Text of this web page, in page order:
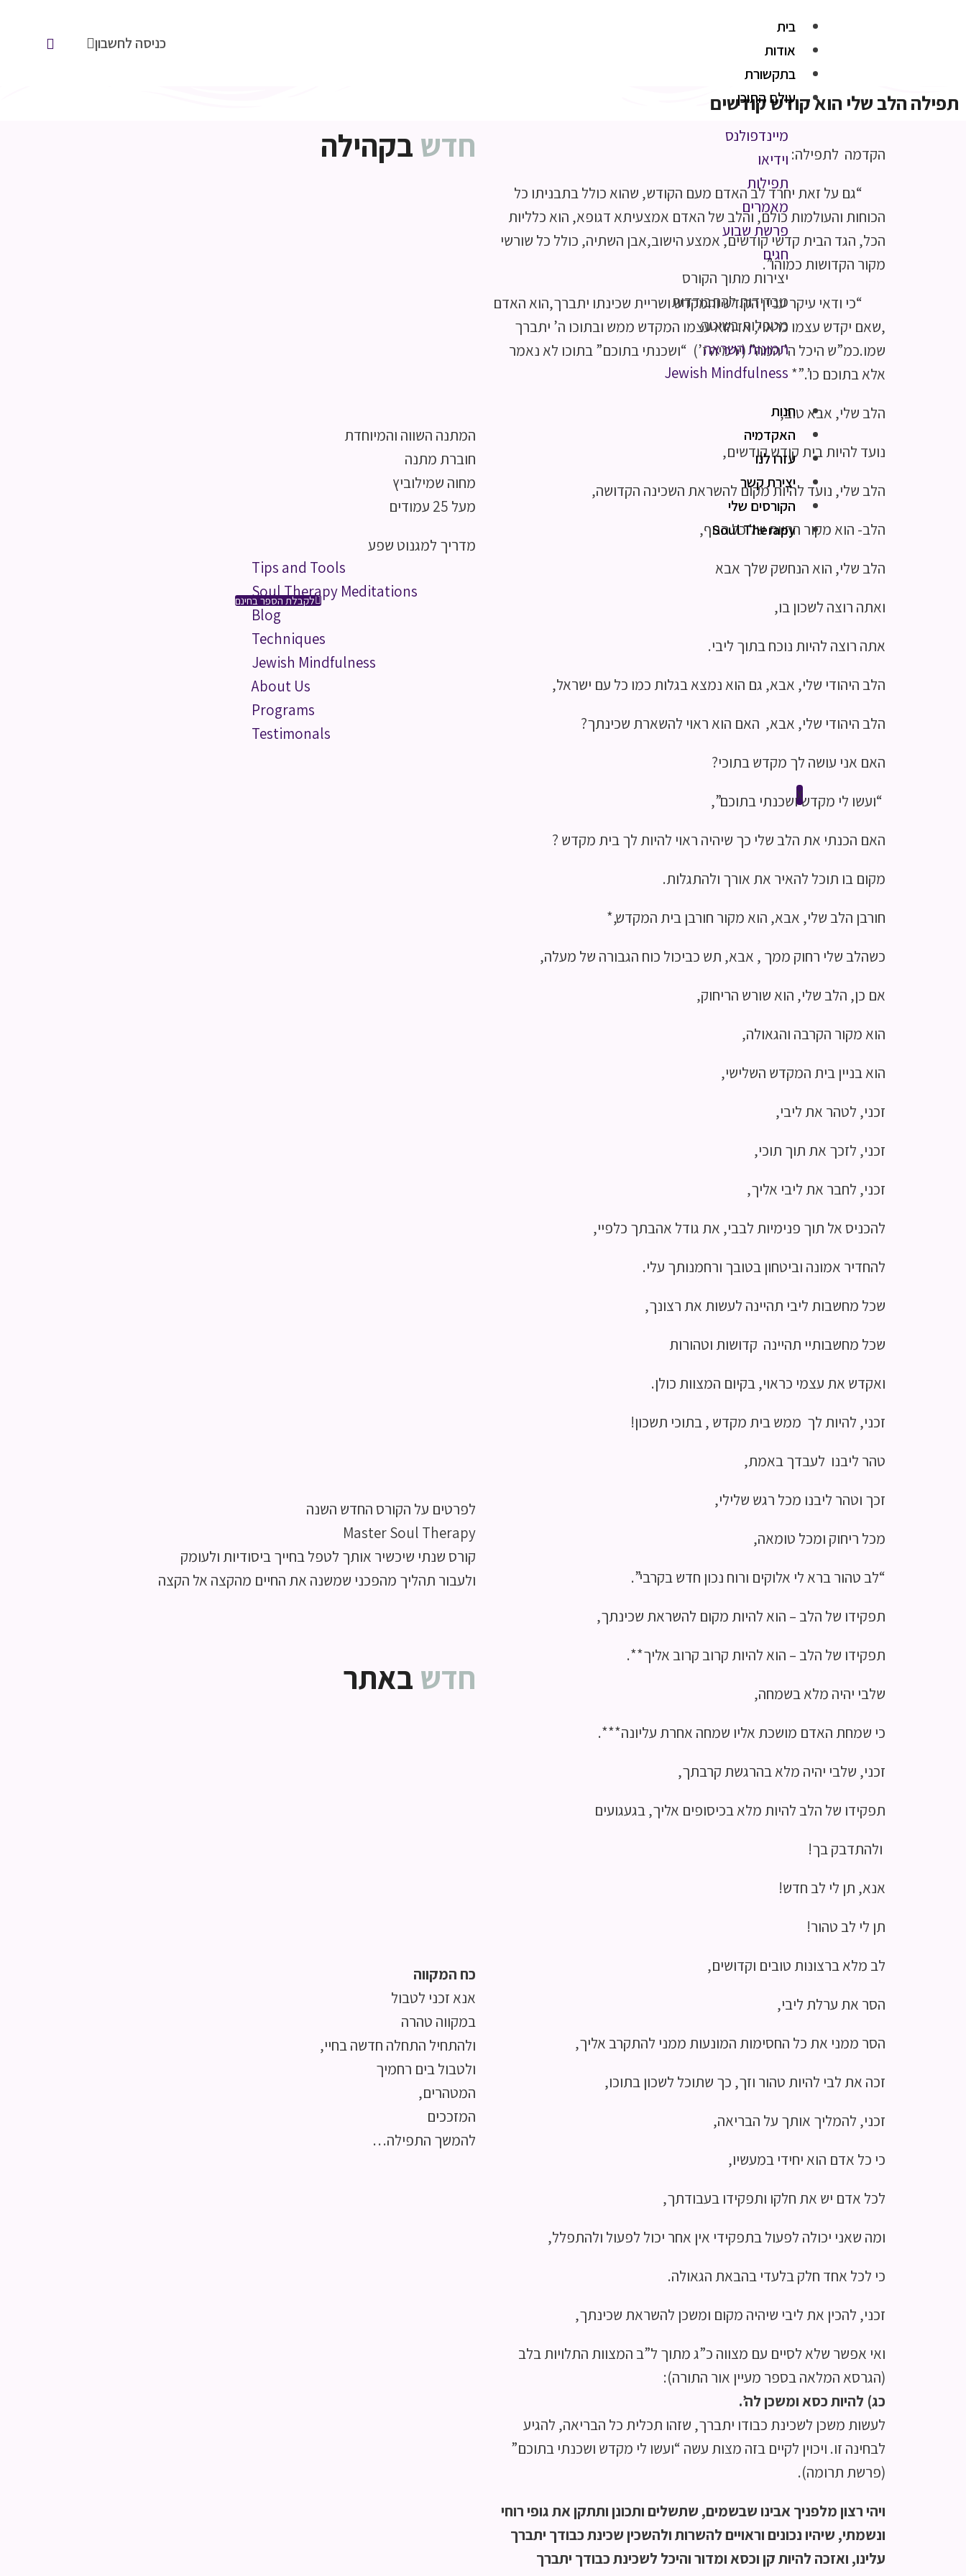
בית
אודות
בתקשורת
עולם התוכן
מיינדפולנס
וידיאו
תפילות
מאמרים
פרשת שבוע
חגים
יצירות מתוך הקורס
מבדידות להתבודדות
מטפלות בשיטה
תמונות השראה
Jewish Mindfulness
חנות
האקדמיה
עזרו לנו
יצירת קשר
הקורסים שלי
Soul Therapy
Tips and Tools
Soul Therapy Meditations
Blog
Techniques
Jewish Mindfulness
About Us
Programs
Testimonals
X
כניסה לחשבון
תפילה הלב שלי הוא קודש קודשים
הקדמה לתפילה:
“גם על זאת יחרד לב האדם מעם הקודש, שהוא כולל בתבניתו כל
הכוחות והעולמות כולם, והלב של האדם אמצעיתא דגופא, הוא כלליות
הכל, הגד הבית קדשי קודשים, אמצע הישוב,אבן השתיה, כולל כל שורשי
מקור הקדושות כמוהו”.
“כי ודאי עיקר עניין הקודש והמקדש ושריית שכינתו יתברך,הוא האדם
,שאם יקדש עצמו כראוי, אז הוא עצמו המקדש ממש ובתוכו ה’ יתברך
שמו.כמ”ש היכל ה’ המה” (ירמיה ז’) “ושכנתי בתוכם” בתוכו לא נאמר
אלא בתוכם כו’.”*
הלב שלי, אבא טוב,
נועד להיות בית קודש קודשים,
הלב שלי, נועד להיות מקום להשראת השכינה הקדושה,
הלב- הוא מקור החיות של כל הגוף,
הלב שלי, הוא הנחשק שלך אבא
ואתה רוצה לשכון בו,
אתה רוצה להיות נוכח בתוך ליבי.
הלב היהודי שלי, אבא, גם הוא נמצא בגלות כמו כל עם ישראל,
הלב היהודי שלי, אבא, האם הוא ראוי להשארת שכינתך?
האם אני עושה לך מקדש בתוכי?
“ועשו לי מקדש ושכנתי בתוכם”,
האם הכנתי את הלב שלי כך שיהיה ראוי להיות לך בית מקדש ?
מקום בו תוכל להאיר את אורך ולהתגלות.
חורבן הלב שלי, אבא, הוא מקור חורבן בית המקדש,*
כשהלב שלי רחוק ממך , אבא, תש כביכול כוח הגבורה של מעלה,
אם כן, הלב שלי, הוא שורש הריחוק,
הוא מקור הקרבה והגאולה,
הוא בניין בית המקדש השלישי,
זכני, לטהר את ליבי,
זכני, לזכך את תוך תוכי,
זכני, לחבר את ליבי אליך,
להכניס אל תוך פנימיות לבבי, את גודל אהבתך כלפיי,
להחדיר אמונה וביטחון בטובך ורחמנותך עלי.
שכל מחשבות ליבי תהיינה לעשות את רצונך,
שכל מחשבותיי תהיינה קדושות וטהורות
ואקדש את עצמי כראוי, בקיום המצוות כולן.
זכני, להיות לך ממש בית מקדש , בתוכי תשכון!
טהר ליבנו לעבדך באמת,
זכך וטהר ליבנו מכל רגש שלילי,
מכל ריחוק ומכל טומאה,
“לב טהור ברא לי אלוקים ורוח נכון חדש בקרבי”.
תפקידו של הלב – הוא להיות מקום להשראת שכינתך,
תפקידו של הלב – הוא להיות קרוב קרוב אליך**.
שלבי יהיה מלא בשמחה,
כי שמחת האדם מושכת אליו שמחה אחרת עליונה***.
זכני, שלבי יהיה מלא בהרגשת קרבתך,
תפקידו של הלב להיות מלא בכיסופים אליך, בגעגועים
ולהתדבק בך!
אנא, תן לי לב חדש!
תן לי לב טהור!
לב מלא ברצונות טובים וקדושים,
הסר את ערלת ליבי,
הסר ממני את כל החסימות המונעות ממני להתקרב אליך,
זכה את לבי להיות טהור וזך, כך שתוכל לשכון בתוכו,
זכני, להמליך אותך על הבריאה,
כי כל אדם הוא יחידי במעשיו,
לכל אדם יש את חלקו ותפקידו בעבודתך,
ומה שאני יכולה לפעול בתפקידי אין אחר יכול לפעול ולהתפלל,
כי לכל אחד חלק בלעדי בהבאת הגאולה.
זכני, להכין את ליבי שיהיה מקום ומשכן להשראת שכינתך,
ואי אפשר שלא לסיים עם מצווה כ”ג מתוך ל”ב המצוות התלויות בלב
(הגרסא המלאה בספר מעיין אור התורה):
כג) להיות כסא ומשכן לה’.
לעשות משכן לשכינת כבודו יתברך, שזהו תכלית כל הבריאה, להגיע
לבחינה זו. ויכוין לקיים בזה מצות עשה “ועשו לי מקדש ושכנתי בתוכם”
(פרשת תרומה).
ויהי רצון מלפניך אבינו שבשמים, שתשלים ותכונן ותתקן את גופי רוחי
ונשמתי, שיהיו נכונים וראויים להשרות ולהשכין שכינת כבודך יתברך
עלינו, ואזכה להיות קן וכסא ומדור והיכל לשכינת כבודך יתברך
חדש בקהילה
המתנה השווה והמיוחדת
חוברת מתנה
מחוה שמילוביץ
מעל 25 עמודים
מדריך למגנוט שפע
לקבלת הספר בחינם
לפרטים על הקורס החדש השנה
Master Soul Therapy
קורס שנתי שיכשיר אותך לטפל בחייך ביסודיות ולעומק
ולעבור תהליך מהפכני שמשנה את החיים מהקצה אל הקצה​
חדש באתר
כח המקווה
אנא זכני לטבול
במקווה טהרה
ולהתחיל התחלה חדשה בחיי,
ולטבול בים רחמיך
המטהרים,
המזככים
להמשך התפילה…